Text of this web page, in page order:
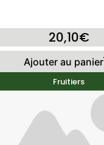
20,10€
Ajouter au panier
Fruitiers